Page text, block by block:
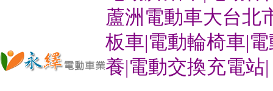
蘆洲電動車大台北
板車|電動輪椅車|
養|電動交換充電站|